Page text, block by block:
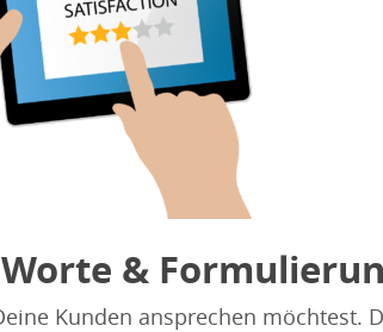
&
Kunden ansprechen möchtest.